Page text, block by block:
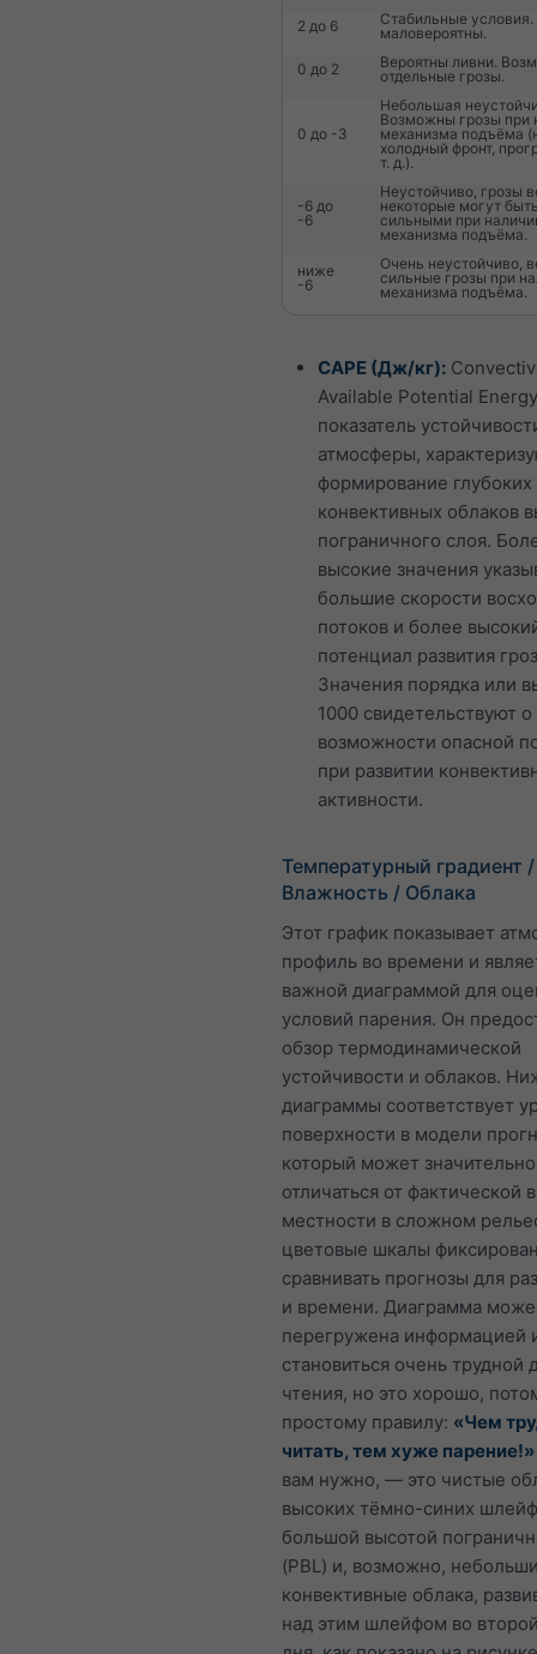
2 до 6
Стабильные условия.
маловероятны.
0 до 2
Вероятны ливни.
отдельные грозы.
0 до -3
Небольшая
Возможны грозы при
механизма подъёма
холодный фронт,
т. д.).
-6 до
-6
Неустойчиво, грозы
некоторые могут
сильными при
механизма подъёма.
ниже
-6
Очень неустойчиво,
сильные грозы при
механизма подъёма.
CAPE (Дж/кг):
Available Potential
показатель
атмосферы,
формирование глубоких
конвективных облаков
пограничного слоя.
высокие значения
большие скорости
потоков и более
потенциал развития
Значения порядка или
1000 свидетельствуют о
возможности опасной
при развитии
активности.
Температурный градиент /
Влажность / Облака
Этот график показывает
профиль во времени и
важной диаграммой для
условий парения. Он
обзор термодинамической
устойчивости и облаков.
диаграммы соответствует
поверхности в модели
который может значительно
отличаться от фактической
местности в сложном
цветовые шкалы
сравнивать прогнозы для
и времени. Диаграмма
перегружена информацией
становиться очень трудной
чтения, но это хорошо,
простому правилу: «Чем
читать, тем хуже парение!»
вам нужно, — это чистые
высоких тёмно-синих
большой высотой
(PBL) и, возможно,
конвективные облака,
над этим шлейфом во